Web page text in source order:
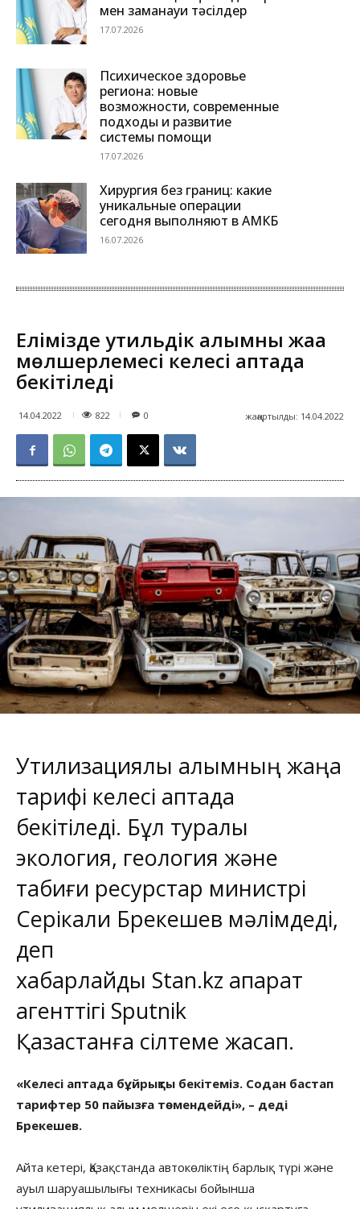
мен заманауи тәсілдер
17.07.2026
Психическое здоровье
региона: новые
возможности, современные
подходы и развитие
системы помощи
17.07.2026
Хирургия без границ: какие
уникальные операции
сегодня выполняют в АМКБ
16.07.2026